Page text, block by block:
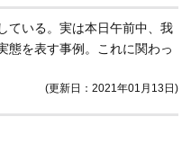
ている。実は本日午前中、我
態を表す事例。これに関わっ
(更新日：2021年01月13日)